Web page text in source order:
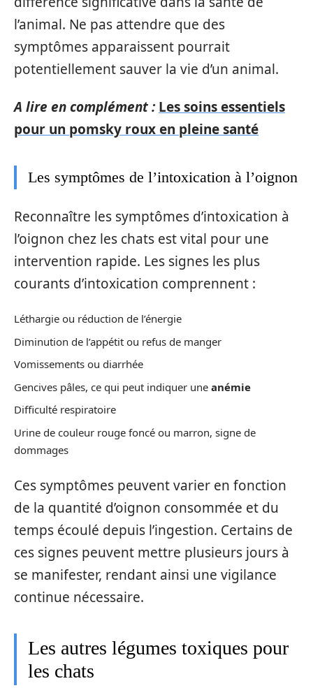
l’animal. Ne pas attendre que des
symptômes apparaissent pourrait
potentiellement sauver la vie d’un animal.
A lire en complément : Les soins essentiels
pour un pomsky roux en pleine santé
Les symptômes de l’intoxication à l’oignon
Reconnaître les symptômes d’intoxication à
l’oignon chez les chats est vital pour une
intervention rapide. Les signes les plus
courants d’intoxication comprennent :
Léthargie ou réduction de l’énergie
Diminution de l’appétit ou refus de manger
Vomissements ou diarrhée
Gencives pâles, ce qui peut indiquer une anémie
Difficulté respiratoire
Urine de couleur rouge foncé ou marron, signe de
dommages
Ces symptômes peuvent varier en fonction
de la quantité d’oignon consommée et du
temps écoulé depuis l’ingestion. Certains de
ces signes peuvent mettre plusieurs jours à
se manifester, rendant ainsi une vigilance
continue nécessaire.
Les autres légumes toxiques pour
les chats